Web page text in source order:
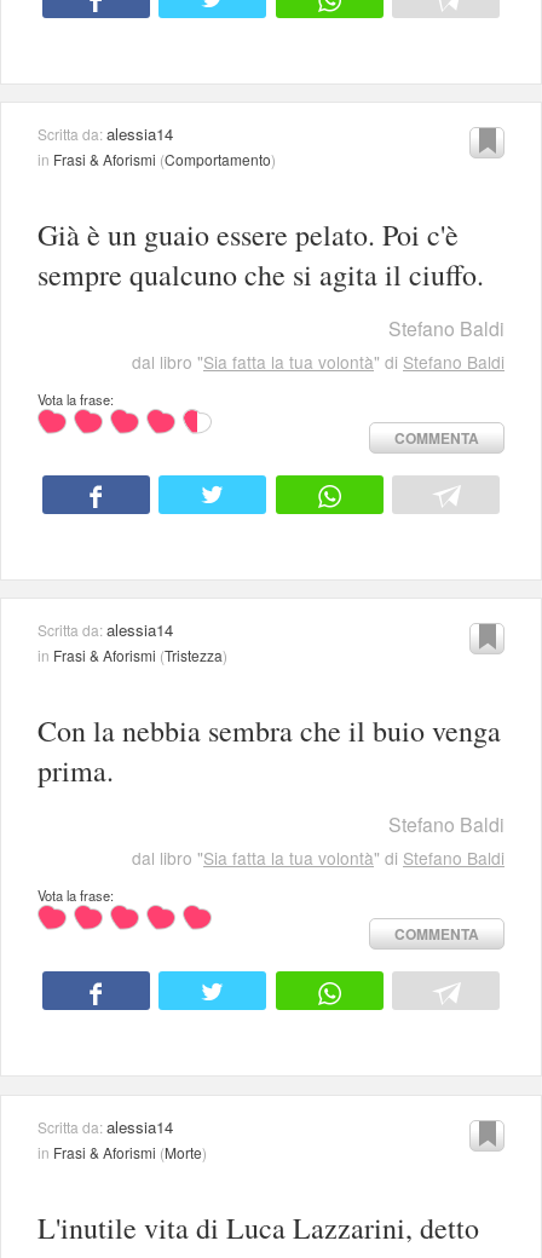
Scritta da:alessia14
in Frasi & Aforismi (Comportamento)
Già è un guaio essere pelato. Poi c'è
sempre qualcuno che si agita il ciuffo.
Stefano Baldi
dal libro "Sia fatta la tua volontà" di Stefano Baldi
Vota la frase:
COMMENTA
Scritta da:alessia14
in Frasi & Aforismi (Tristezza)
Con la nebbia sembra che il buio venga
prima.
Stefano Baldi
dal libro "Sia fatta la tua volontà" di Stefano Baldi
Vota la frase:
COMMENTA
Scritta da:alessia14
in Frasi & Aforismi (Morte)
L'inutile vita di Luca Lazzarini, detto